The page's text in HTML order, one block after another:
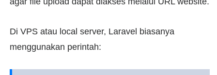
Di VPS atau local server, Laravel biasanya
menggunakan perintah: